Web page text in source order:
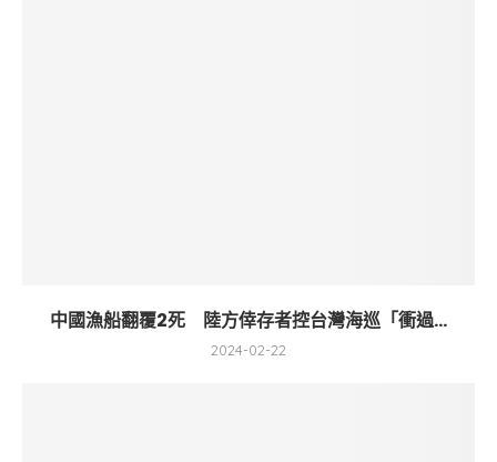
中國漁船翻覆2死 陸方倖存者控台灣海巡「衝過...
2024-02-22